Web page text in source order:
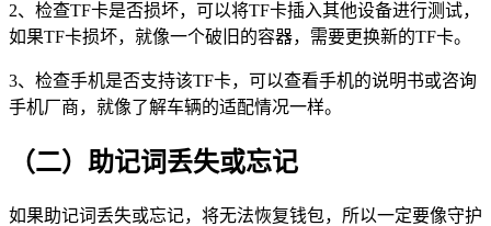
2、检查TF卡是否损坏，可以将TF卡插入其他设备进行测试，
如果TF卡损坏，就像一个破旧的容器，需要更换新的TF卡。
3、检查手机是否支持该TF卡，可以查看手机的说明书或咨询
手机厂商，就像了解车辆的适配情况一样。
（二）助记词丢失或忘记
如果助记词丢失或忘记，将无法恢复钱包，所以一定要像守护